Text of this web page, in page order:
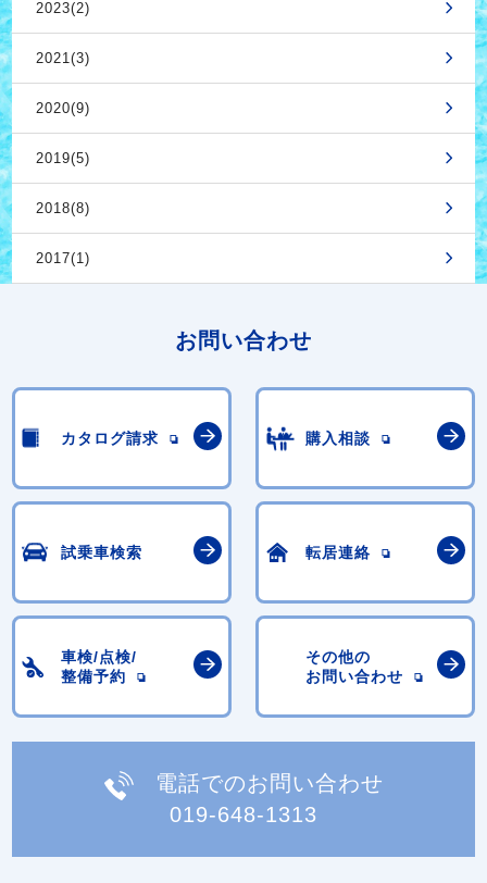
2023(2)
2021(3)
2020(9)
2019(5)
2018(8)
2017(1)
お問い合わせ
カタログ請求 購入相談
試乗車検索 転居連絡
車検/点検/
整備予約
その他の
お問い合わせ
電話でのお問い合わせ
019-648-1313